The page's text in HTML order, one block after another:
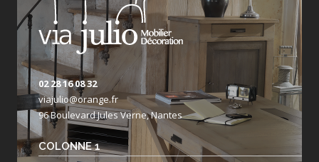
02 28 16 08 32
viajulio@orange.fr
96 Boulevard Jules Verne, Nantes
COLONNE 1